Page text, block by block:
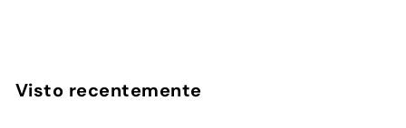
Visto recentemente